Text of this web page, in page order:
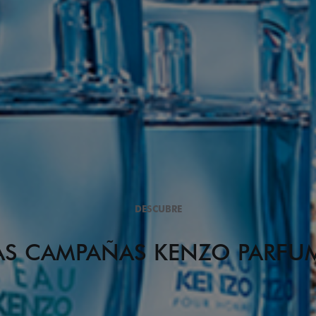
DESCUBRE
CAMPAÑAS KENZO